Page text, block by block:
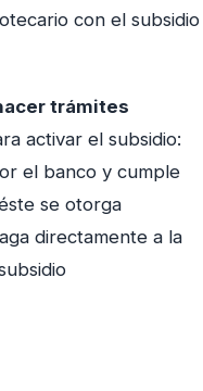
con el subsidio
trámites
activar el subsidio:
el banco y cumple
se otorga
directamente a la